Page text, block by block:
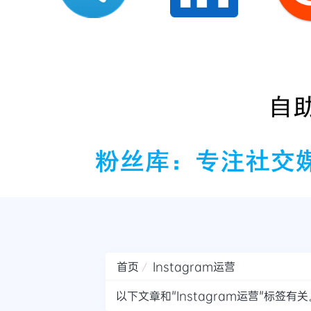
首页
Instagram运营
以下文章和"Instagram运营"标签有关